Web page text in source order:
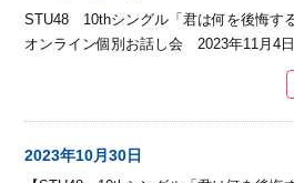
STU48 10thシングル「君は何を後悔す
オンライン個別お話し会 2023年11月4
2023年10月30日